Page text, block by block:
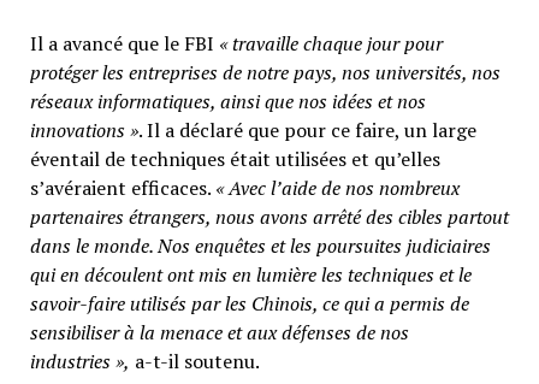
Il a avancé que le FBI « travaille chaque jour pour
protéger les entreprises de notre pays, nos universités, nos
réseaux informatiques, ainsi que nos idées et nos
innovations ». Il a déclaré que pour ce faire, un large
éventail de techniques était utilisées et qu’elles
s’avéraient efficaces. « Avec l’aide de nos nombreux
partenaires étrangers, nous avons arrêté des cibles partout
dans le monde. Nos enquêtes et les poursuites judiciaires
qui en découlent ont mis en lumière les techniques et le
savoir-faire utilisés par les Chinois, ce qui a permis de
sensibiliser à la menace et aux défenses de nos
industries », a-t-il soutenu.